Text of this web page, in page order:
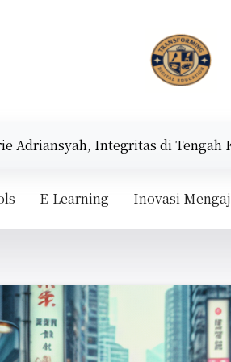
Integritas di Tengah Korupsi
E-Learning Inovasi